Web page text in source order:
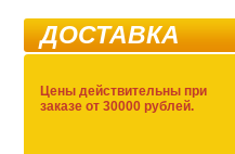
ДОСТАВКА
Цены действительны при
заказе от 30000 рублей.